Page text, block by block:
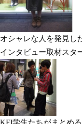
オシャレな人を発見し
インタビュー取材スタ
KFI学生たちがまとめ